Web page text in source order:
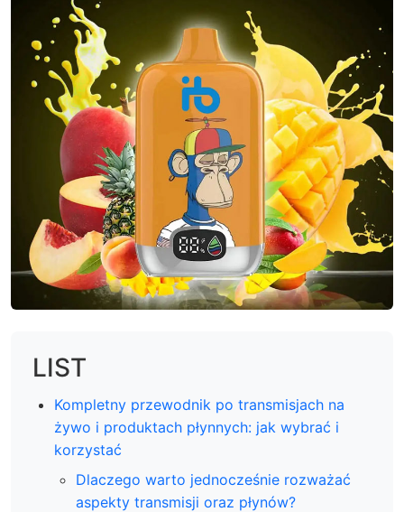
LIST
Kompletny przewodnik po transmisjach na
żywo i produktach płynnych: jak wybrać i
korzystać
Dlaczego warto jednocześnie rozważać
aspekty transmisji oraz płynów?